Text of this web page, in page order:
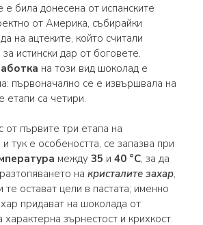
е била донесена от испанските
от Америка, събирайки
на ацтеките, който считали
истински дар от боговете.
на този вид шоколад е
първоначално се е извършвала на
етапи са четири.
от първите три етапа на
тук е особеността, се запазва при
между 35 и 40 °C, за да
на кристалите захар,
те остават цели в пастата; именно
придават на шоколада от
зърнестост и крихкост.